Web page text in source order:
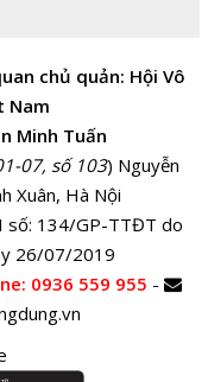
chủ quản: Hội Vô
Nam
Minh Tuấn
07, số 103) Nguyễn
Xuân, Hà Nội
số: 134/GP-TTĐT do
26/07/2019
: 0936 559 955 -